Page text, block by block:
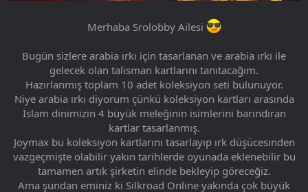
Merhaba Srolobby Ailesi
Bugün sizlere arabia ırkı için tasarlanan ve arabia ırkı ile
gelecek olan talisman kartlarını tanıtacağım.
Hazırlanmış toplam 10 adet koleksiyon seti bulunuyor.
Niye arabia ırkı diyorum çünkü koleksiyon kartları arasında
İslam dinimizin 4 büyük meleğinin isimlerini barındıran
kartlar tasarlanmış.
Joymax bu koleksiyon kartlarını tasarlayıp ırk düşücesinden
vazgeçmişte olabilir yakın tarihlerde oyunada eklenebilir bu
tamamen artık şirketin elinde bekleyip göreceğiz.
Ama şundan eminiz ki Silkroad Online yakında çok büyük